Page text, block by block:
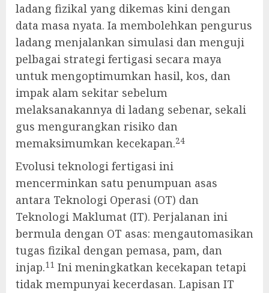
ladang fizikal yang dikemas kini dengan
data masa nyata. Ia membolehkan pengurus
ladang menjalankan simulasi dan menguji
pelbagai strategi fertigasi secara maya
untuk mengoptimumkan hasil, kos, dan
impak alam sekitar sebelum
melaksanakannya di ladang sebenar, sekali
gus mengurangkan risiko dan
memaksimumkan kecekapan.24
Evolusi teknologi fertigasi ini
mencerminkan satu penumpuan asas
antara Teknologi Operasi (OT) dan
Teknologi Maklumat (IT). Perjalanan ini
bermula dengan OT asas: mengautomasikan
tugas fizikal dengan pemasa, pam, dan
injap.11 Ini meningkatkan kecekapan tetapi
tidak mempunyai kecerdasan. Lapisan IT